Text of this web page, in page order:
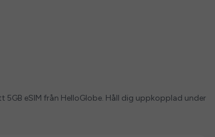
eSIM från HelloGlobe. Håll dig uppkopplad under